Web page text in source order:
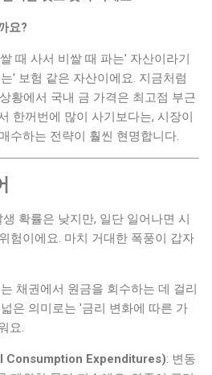
요?
때 사서 비쌀 때 파는' 자산이라기
' 보험 같은 자산이에요. 지금처럼
황에서 국내 금 가격은 최고점 부근
한꺼번에 많이 사기보다는, 시장이
수하는 전략이 훨씬 현명합니다.
생 확률은 낮지만, 일단 일어나면 시
험이에요. 마치 거대한 폭풍이 갑자
채권에서 원금을 회수하는 데 걸리
은 의미로는 '금리 변화에 따른 가
요.
Consumption Expenditures): 변동